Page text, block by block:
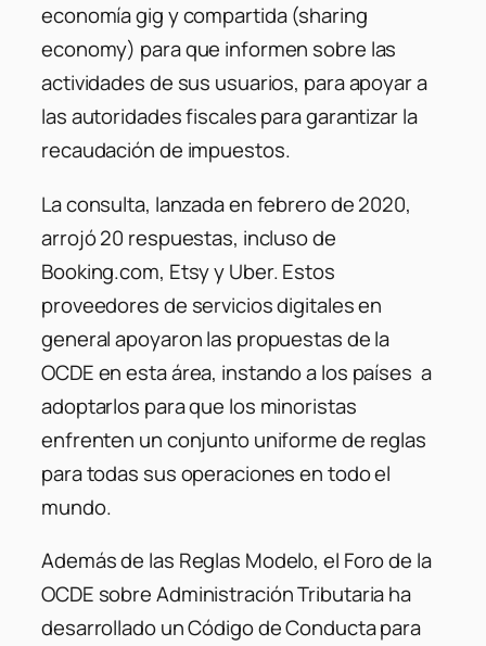
economía gig y compartida (sharing
economy) para que informen sobre las
actividades de sus usuarios, para apoyar a
las autoridades fiscales para garantizar la
recaudación de impuestos.
La consulta, lanzada en febrero de 2020,
arrojó 20 respuestas, incluso de
Booking.com, Etsy y Uber. Estos
proveedores de servicios digitales en
general apoyaron las propuestas de la
OCDE en esta área, instando a los países a
adoptarlos para que los minoristas
enfrenten un conjunto uniforme de reglas
para todas sus operaciones en todo el
mundo.
Además de las Reglas Modelo, el Foro de la
OCDE sobre Administración Tributaria ha
desarrollado un Código de Conducta para